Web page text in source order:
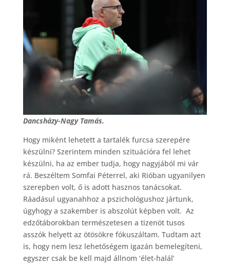
Dancsházy-Nagy Tamás.
Hogy miként lehetett a tartalék furcsa szerepére
készülni? Szerintem minden szituációra fel lehet
készülni, ha az ember tudja, hogy nagyjából mi vár
rá. Beszéltem Somfai Péterrel, aki Rióban ugyanilyen
szerepben volt, ő is adott hasznos tanácsokat.
Ráadásul ugyanahhoz a pszichológushoz jártunk,
úgyhogy a szakember is abszolút képben volt. Az
edzőtáborokban természetesen a tizenöt tusos
asszók helyett az ötösökre fókuszáltam. Tudtam azt
is, hogy nem lesz lehetőségem igazán bemelegíteni,
egyszer csak be kell majd állnom ‘élet-halál’